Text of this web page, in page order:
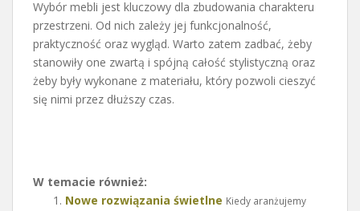
Wybór mebli jest kluczowy dla zbudowania charakteru
przestrzeni. Od nich zależy jej funkcjonalność,
praktyczność oraz wygląd. Warto zatem zadbać, żeby
stanowiły one zwartą i spójną całość stylistyczną oraz
żeby były wykonane z materiału, który pozwoli cieszyć
się nimi przez dłuższy czas.
W temacie również:
Nowe rozwiązania świetlne Kiedy aranżujemy